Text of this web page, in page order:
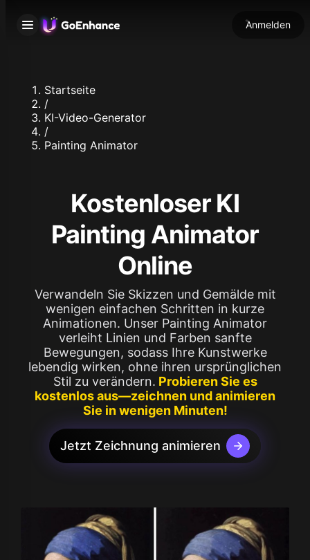
Anmelden
Startseite
/
KI-Video-Generator
/
Painting Animator
Kostenloser KI
Painting Animator
Online
Verwandeln Sie Skizzen und Gemälde mit
wenigen einfachen Schritten in kurze
Animationen. Unser Painting Animator
verleiht Linien und Farben sanfte
Bewegungen, sodass Ihre Kunstwerke
lebendig wirken, ohne ihren ursprünglichen
Stil zu verändern. Probieren Sie es
kostenlos aus—zeichnen und animieren
Sie in wenigen Minuten!
Jetzt Zeichnung animieren